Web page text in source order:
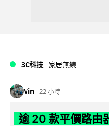
3C科技 家居無線
Vin 22 小時
逾 20 款平價路由